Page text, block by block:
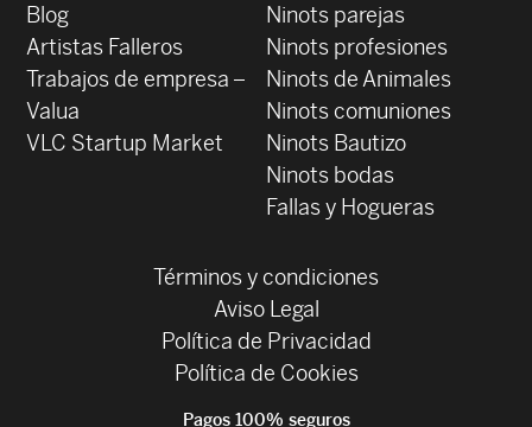
Blog
Artistas Falleros
Trabajos de empresa –
Valua
VLC Startup Market
Ninots parejas
Ninots profesiones
Ninots de Animales
Ninots comuniones
Ninots Bautizo
Ninots bodas
Fallas y Hogueras
Términos y condiciones
Aviso Legal
Política de Privacidad
Política de Cookies
Pagos 100% seguros